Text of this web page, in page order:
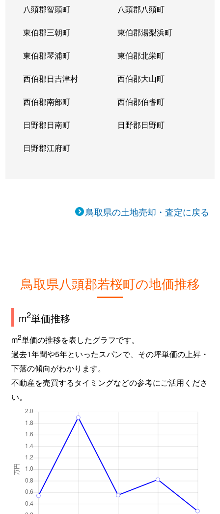
八頭郡智頭町 八頭郡八頭町
東伯郡三朝町 東伯郡湯梨浜町
東伯郡琴浦町 東伯郡北栄町
西伯郡日吉津村 西伯郡大山町
西伯郡南部町 西伯郡伯耆町
日野郡日南町 日野郡日野町
日野郡江府町
鳥取県の土地売却・査定に戻る
鳥取県八頭郡若桜町の地価推移
m2単価推移
m2単価の推移を表したグラフです。
過去1年間や5年といったスパンで、その坪単価の上昇・
下落の傾向がわかります。
不動産を売買するタイミングなどの参考にご活用くださ
い。